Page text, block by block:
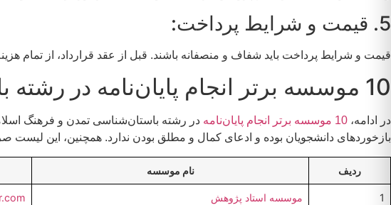
5. قیمت و شرایط پرداخت:
قیمت و شرایط پرداخت باید شفاف و منصفانه باشند. قبل از عقد قرارداد، از تمام
10 موسسه برتر انجام پایان‌نامه در رشته باستان‌شناسی تمدن و فرهنگ اسلامی
در ادامه، 10 موسسه برتر انجام پایان‌نامه
در رشته باستان‌شناسی تمدن و فرهنگ
بازخوردهای دانشجویان بوده و ادعای کمال و مطلق بودن ندارد. همچنین، این لیست
ردیف نام موسسه
1 موسسه استاد پژوهش